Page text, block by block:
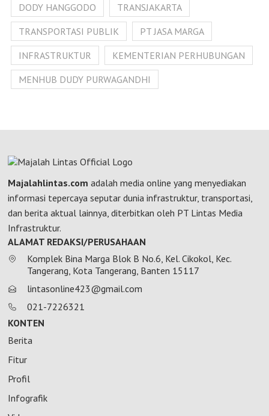
DODY HANGGODO
TRANSJAKARTA
TRANSPORTASI PUBLIK
PT JASA MARGA
INFRASTRUKTUR
KEMENTERIAN PERHUBUNGAN
MENHUB DUDY PURWAGANDHI
Majalahlintas.com adalah media online yang menyediakan
informasi tepercaya seputar dunia infrastruktur, transportasi,
dan berita aktual lainnya, diterbitkan oleh PT Lintas Media
Infrastruktur.
ALAMAT REDAKSI/PERUSAHAAN
Komplek Bina Marga Blok B No.6, Kel. Cikokol, Kec.
Tangerang, Kota Tangerang, Banten 15117
lintasonline423@gmail.com
021-7226321
KONTEN
Berita
Fitur
Profil
Infografik